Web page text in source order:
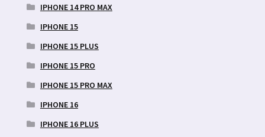
IPHONE 14 PRO MAX
IPHONE 15
IPHONE 15 PLUS
IPHONE 15 PRO
IPHONE 15 PRO MAX
IPHONE 16
IPHONE 16 PLUS